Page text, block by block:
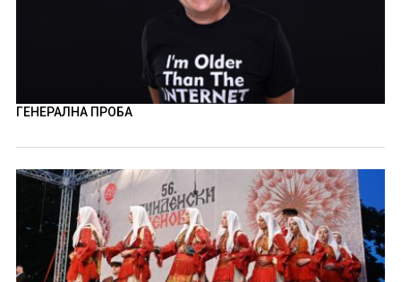
ГЕНЕРАЛНА ПРОБА